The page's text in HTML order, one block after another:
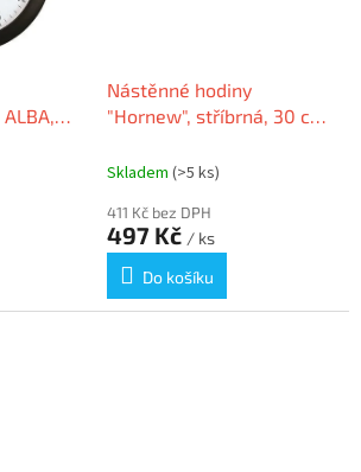
Nástěnné hodiny
"Hornew", stříbrná, 30 cm,
Skladem (>5 ks)
411 Kč bez DPH
497 Kč / ks
Do košíku